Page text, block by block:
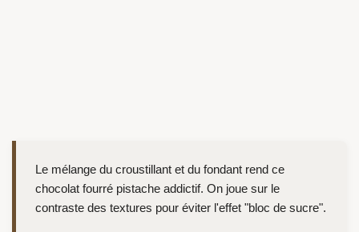
Le mélange du croustillant et du fondant rend ce
chocolat fourré pistache addictif. On joue sur le
contraste des textures pour éviter l'effet "bloc de sucre".